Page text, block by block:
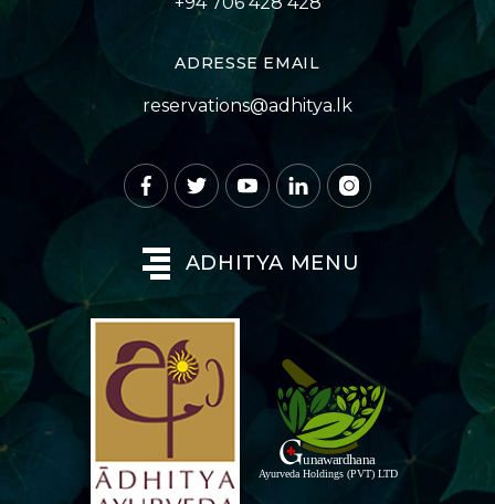
ADRESSE EMAIL
reservations@adhitya.lk
ADHITYA MENU